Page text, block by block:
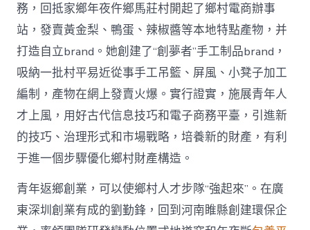
務，回抵家鄉年夜仵鄉馬莊村開起了鄉村電商辦事
站，發賣黃金梨、鴨蛋、辣椒醬等本地特點產物，并
打造自立brand。她創建了“創夢者”手工制品brand，
吸納一批村平易近從事手工吊籃、屏風、小凳子加工
編制，產物在網上發賣火爆。實行證實，施展青年人
才上風，用好古代信息技巧和電子商務平臺，引進新
的技巧、治理形式和市場戰略，培養新的財產，有利
于進一個步驟優化鄉村財產構造。
青年返鄉創業，可以使鄉村人才步隊“強起來”。在廣
東深圳創業有成的劉勤鋒，回到河南睢縣創建環保企